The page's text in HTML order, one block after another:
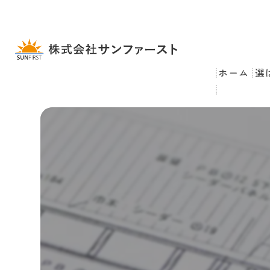
ホーム 選